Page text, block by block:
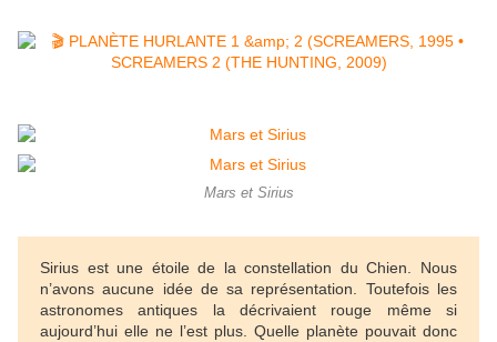
Mars et Sirius
Sirius est une étoile de la constellation du Chien. Nous
n’avons aucune idée de sa représentation. Toutefois les
astronomes antiques la décrivaient rouge même si
aujourd’hui elle ne l’est plus. Quelle planète pouvait donc